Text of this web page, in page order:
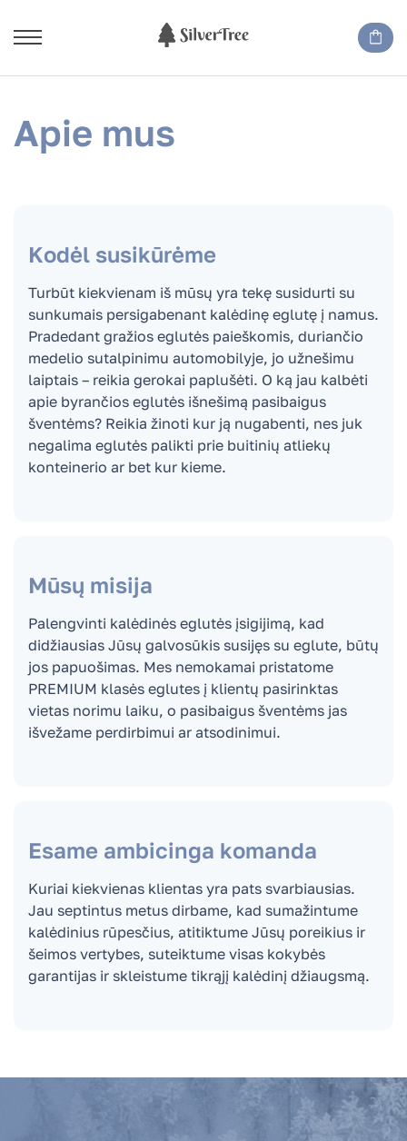
Apie mus
Kodėl susikūrėme
Turbūt kiekvienam iš mūsų yra tekę susidurti su
sunkumais persigabenant kalėdinę eglutę į namus.
Pradedant gražios eglutės paieškomis, duriančio
medelio sutalpinimu automobilyje, jo užnešimu
laiptais – reikia gerokai paplušėti. O ką jau kalbėti
apie byrančios eglutės išnešimą pasibaigus
šventėms? Reikia žinoti kur ją nugabenti, nes juk
negalima eglutės palikti prie buitinių atliekų
konteinerio ar bet kur kieme.
Mūsų misija
Palengvinti kalėdinės eglutės įsigijimą, kad
didžiausias Jūsų galvosūkis susijęs su eglute, būtų
jos papuošimas. Mes nemokamai pristatome
PREMIUM klasės eglutes į klientų pasirinktas
vietas norimu laiku, o pasibaigus šventėms jas
išvežame perdirbimui ar atsodinimui.
Esame ambicinga komanda
Kuriai kiekvienas klientas yra pats svarbiausias.
Jau septintus metus dirbame, kad sumažintume
kalėdinius rūpesčius, atitiktume Jūsų poreikius ir
šeimos vertybes, suteiktume visas kokybės
garantijas ir skleistume tikrąjį kalėdinį džiaugsmą.